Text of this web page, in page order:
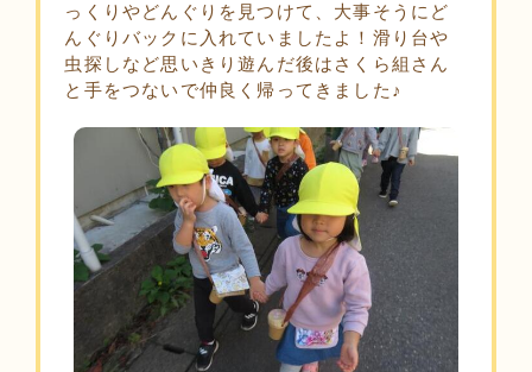
っくりやどんぐりを見つけて、大事そうにど
んぐりバックに入れていましたよ！滑り台や
虫探しなど思いきり遊んだ後はさくら組さん
と手をつないで仲良く帰ってきました♪